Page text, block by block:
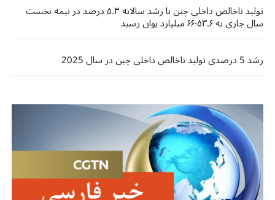
تولید ناخالص داخلی چین با رشد سالانه ۵.۳ درصد در نیمه نخست
سال جاری به ۶۶۰۵۳.۶ میلیارد یوان رسید ​​
رشد 5 درصدی تولید ناخالص داخلی چین در سال 2025